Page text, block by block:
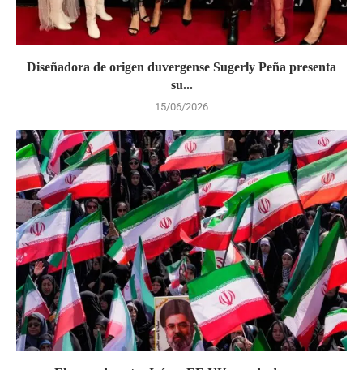
Diseñadora de origen duvergense Sugerly Peña presenta
su...
15/06/2026